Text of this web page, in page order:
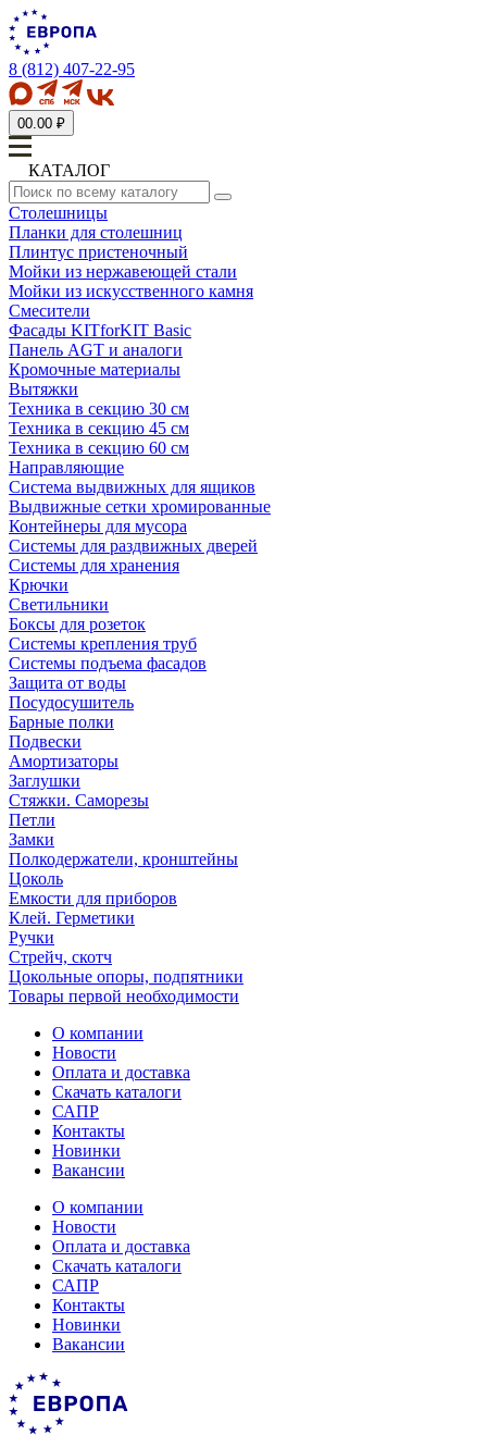
8 (812) 407-22-95
00.00 ₽
КАТАЛОГ
Столешницы
Планки для столешниц
Плинтус пристеночный
Мойки из нержавеющей стали
Мойки из искусственного камня
Смесители
Фасады KITforKIT Basic
Панель AGT и аналоги
Кромочные материалы
Вытяжки
Техника в секцию 30 см
Техника в секцию 45 см
Техника в секцию 60 см
Направляющие
Система выдвижных для ящиков
Выдвижные сетки хромированные
Контейнеры для мусора
Системы для раздвижных дверей
Системы для хранения
Крючки
Светильники
Боксы для розеток
Системы крепления труб
Системы подъема фасадов
Защита от воды
Посудосушитель
Барные полки
Подвески
Амортизаторы
Заглушки
Стяжки. Саморезы
Петли
Замки
Полкодержатели, кронштейны
Цоколь
Емкости для приборов
Клей. Герметики
Ручки
Стрейч, скотч
Цокольные опоры, подпятники
Товары первой необходимости
О компании
Новости
Оплата и доставка
Скачать каталоги
САПР
Контакты
Новинки
Вакансии
О компании
Новости
Оплата и доставка
Скачать каталоги
САПР
Контакты
Новинки
Вакансии